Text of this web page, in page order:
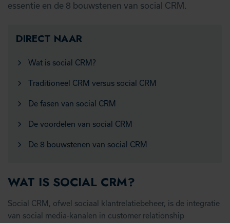
essentie en de 8 bouwstenen van social CRM.
DIRECT NAAR
Wat is social CRM?
Traditioneel CRM versus social CRM
De fasen van social CRM
De voordelen van social CRM
De 8 bouwstenen van social CRM
WAT IS SOCIAL CRM?
Social CRM, ofwel sociaal klantrelatiebeheer, is de integratie
van social media-kanalen in customer relationship